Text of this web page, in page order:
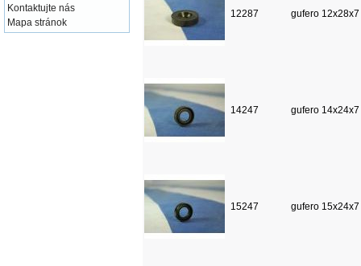
12287 gufero 12x28x7
14247 gufero 14x24x7
15247 gufero 15x24x7
Kontaktujte nás
Mapa stránok